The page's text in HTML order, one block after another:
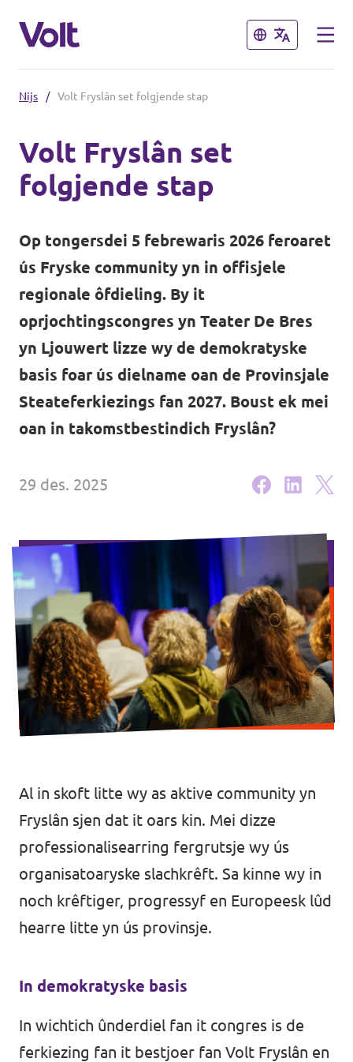
Slút
Frysk
Ofdielingen tichtby
Volt Grins
Volt Drinte
Volt Oerisel
Slút
Belied
Oer Volt
Minsken
Nijs
Aginda
Wurd lid!
Stypje Volt Fryslân!
Nijs / Volt Fryslân set folgjende stap
Volt Fryslân set
folgjende stap
Op tongersdei 5 febrewaris 2026 feroaret
ús Fryske community yn in offisjele
regionale ôfdieling. By it
oprjochtingscongres yn Teater De Bres
yn Ljouwert lizze wy de demokratyske
basis foar ús dielname oan de Provinsjale
Steateferkiezings fan 2027. Boust ek mei
oan in takomstbestindich Fryslân?
29 des. 2025
Al in skoft litte wy as aktive community yn
Fryslân sjen dat it oars kin. Mei dizze
professionalisearring fergrutsje wy ús
organisatoaryske slachkrêft. Sa kinne wy in
noch krêftiger, progressyf en Europeesk lûd
hearre litte yn ús provinsje.
In demokratyske basis
In wichtich ûnderdiel fan it congres is de
ferkiezing fan it bestjoer fan Volt Fryslân en